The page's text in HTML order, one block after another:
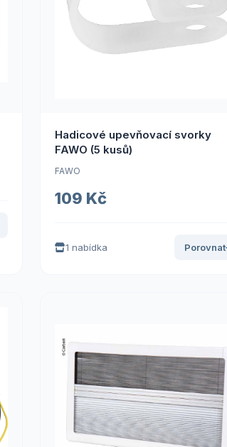
Hadicové upevňovací svorky
FAWO (5 kusů)
FAWO
109 Kč
1 nabídka Porovnat